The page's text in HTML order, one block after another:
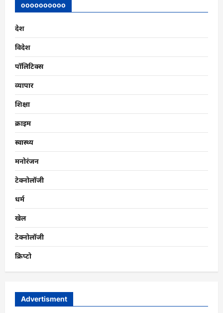
oooooooooo
देश
विदेश
पॉलिटिक्स
व्यापार
शिक्षा
क्राइम
स्वास्थ्य
मनोरंजन
टेक्नोलॉजी
धर्म
खेल
टेक्नोलॉजी
क्रिप्टो
Advertisment